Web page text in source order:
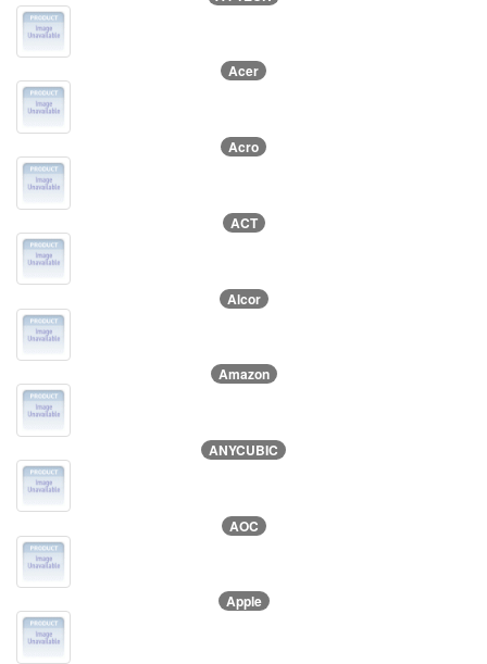
Acer
Acro
ACT
Alcor
Amazon
ANYCUBIC
AOC
Apple